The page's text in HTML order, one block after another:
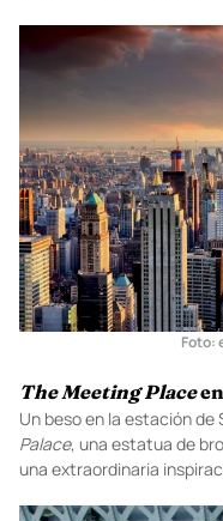
Empire State en
Recrear tu propia escena
emblemático edificio de la
Foto:
The Meeting Place